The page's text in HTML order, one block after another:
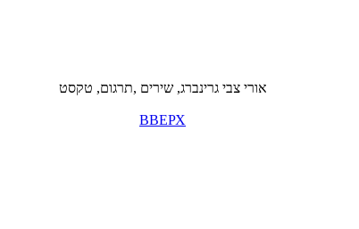
אורי צבי גרינברג, שירים ,תרגום, טקסט
ВВЕРХ